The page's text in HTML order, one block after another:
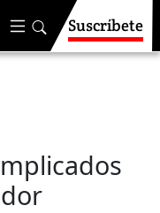
Suscríbete